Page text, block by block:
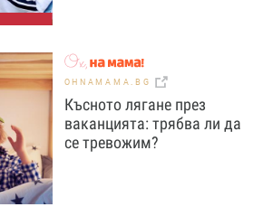
OHNAMAMA.BG
Късното лягане през
ваканцията: трябва ли да
се тревожим?